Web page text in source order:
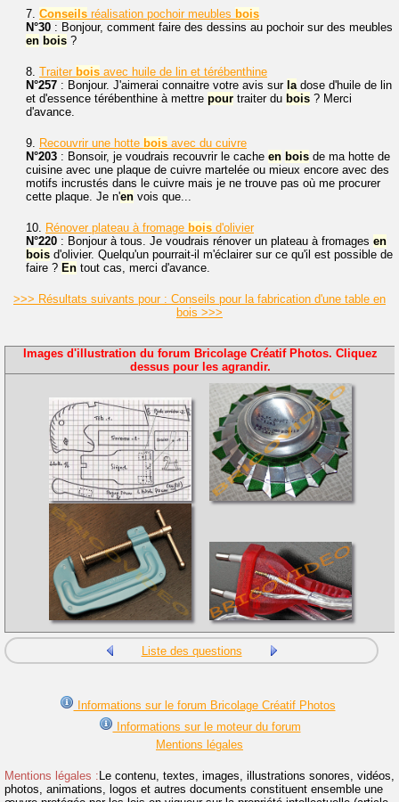
7. Conseils réalisation pochoir meubles bois
N°30 : Bonjour, comment faire des dessins au pochoir sur des meubles
en bois ?
8. Traiter bois avec huile de lin et térébenthine
N°257 : Bonjour. J'aimerai connaitre votre avis sur ladose d'huile de lin
et d'essence térébenthine à mettre pour traiter du bois ? Merci
d'avance.
9. Recouvrir une hotte bois avec du cuivre
N°203 : Bonsoir, je voudrais recouvrir le cache en bois de ma hotte de
cuisine avec une plaque de cuivre martelée ou mieux encore avec des
motifs incrustés dans le cuivre mais je ne trouve pas où me procurer
cette plaque. Je n'en vois que...
10. Rénover plateau à fromage bois d'olivier
N°220 : Bonjour à tous. Je voudrais rénover un plateau à fromages en
bois d'olivier. Quelqu'un pourrait-il m'éclairer sur ce qu'il est possible de
faire ? En tout cas, merci d'avance.
>>> Résultats suivants pour : Conseils pour la fabrication d'une table en
bois >>>
Images d'illustration du forum Bricolage Créatif Photos. Cliquez
dessus pour les agrandir.
Liste des questions
Informations sur le forum Bricolage Créatif Photos
Informations sur le moteur du forum
Mentions légales
Mentions légales : Le contenu, textes, images, illustrations sonores, vidéos,
photos, animations, logos et autres documents constituent ensemble une